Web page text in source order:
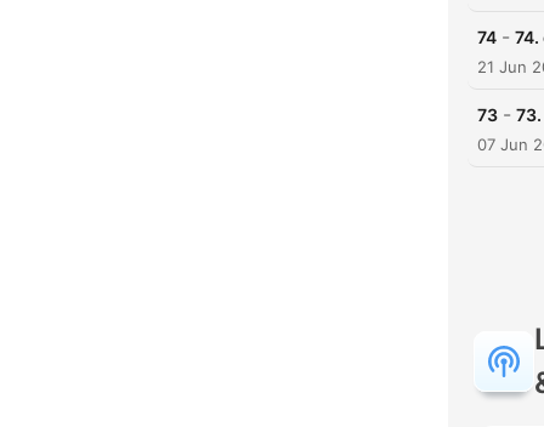
74 -
21 Jun
73 -
07 Jun